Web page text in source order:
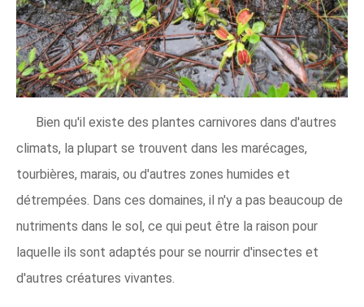
Bien qu'il existe des plantes carnivores dans d'autres
climats, la plupart se trouvent dans les marécages,
tourbières, marais, ou d'autres zones humides et
détrempées. Dans ces domaines, il n'y a pas beaucoup de
nutriments dans le sol, ce qui peut être la raison pour
laquelle ils sont adaptés pour se nourrir d'insectes et
d'autres créatures vivantes.